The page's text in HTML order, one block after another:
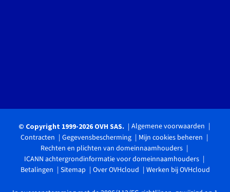
© Copyright 1999-2026 OVH SAS.
Algemene voorwaarden
Contracten
Gegevensbescherming
Mijn cookies beheren
Rechten en plichten van domeinnaamhouders
ICANN achtergrondinformatie voor domeinnaamhouders
Betalingen
Sitemap Over OVHcloud Werken bij OVHcloud